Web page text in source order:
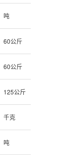
吨
60公斤
60公斤
125公斤
千克
吨